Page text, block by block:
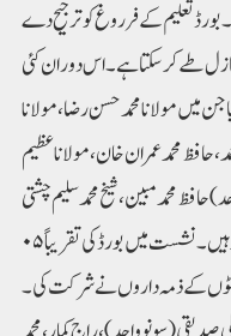
بورڈ تعلیم کے فرروغ کو ترجیح دے
طے کر سکتا ہے۔ اس دوران کئی
میں مولانا محمد حسن رضا، مولانا
حافظ محمد عمران خان، مولانا عظیم
محمد مبین، شیخ محمد سلیم چشتی
میں بورڈ کی تقریباً ۰۵
کے ذمہ داروں نے شرکت کی۔